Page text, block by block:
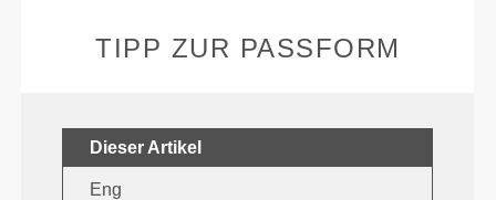
TIPP ZUR PASSFORM
Dieser Artikel
Eng